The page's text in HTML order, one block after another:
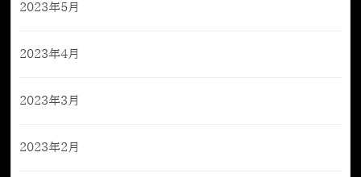
2023年5月
2023年4月
2023年3月
2023年2月